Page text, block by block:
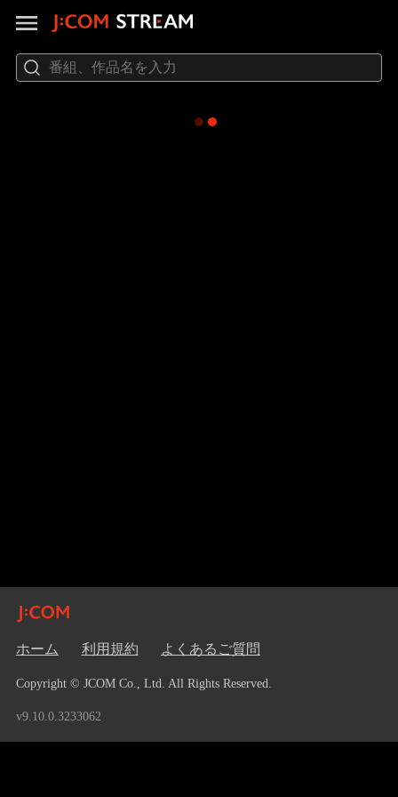
ホーム 利用規約 よくあるご質問
Copyright © JCOM Co., Ltd. All Rights Reserved.
v9.10.0.3233062